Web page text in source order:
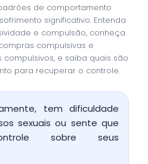
de comportamento
significativo. Entenda
e compulsão, conheça
compulsivas e
e saiba quais são
para recuperar o controle.
tem dificuldade
sexuais ou sente que
sobre seus